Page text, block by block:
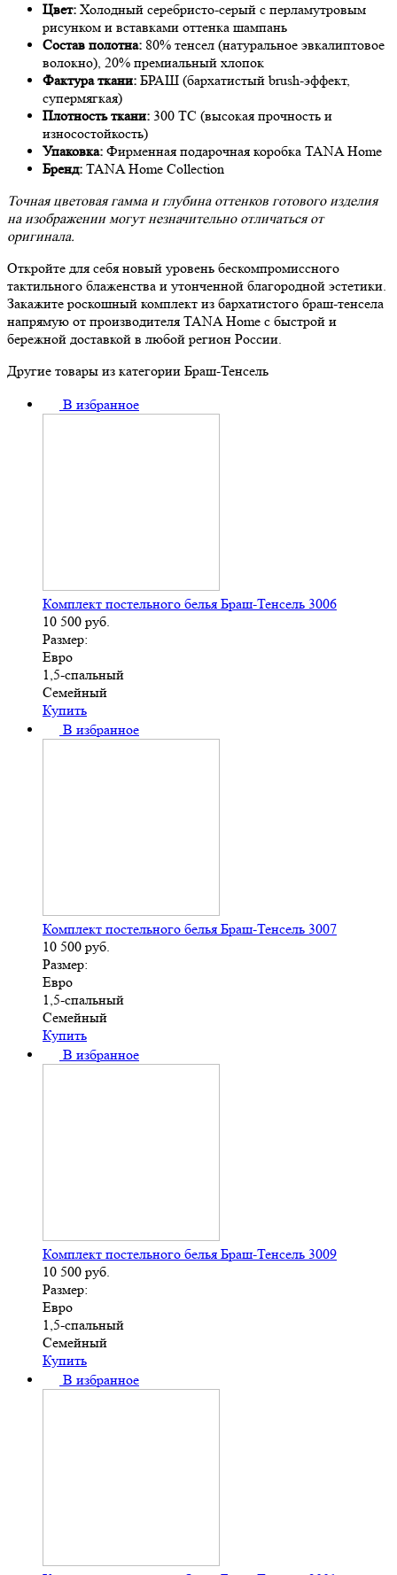
Цвет: Холодный серебристо-серый с перламутровым
рисунком и вставками оттенка шампань
Состав полотна: 80% тенсел (натуральное эвкалиптовое
волокно), 20% премиальный хлопок
Фактура ткани: БРАШ (бархатистый brush-эффект,
супермягкая)
Плотность ткани: 300 TC (высокая прочность и
износостойкость)
Упаковка: Фирменная подарочная коробка TANA Home
Бренд: TANA Home Collection
Точная цветовая гамма и глубина оттенков готового изделия
на изображении могут незначительно отличаться от
оригинала.
Откройте для себя новый уровень бескомпромиссного
тактильного блаженства и утонченной благородной эстетики.
Закажите роскошный комплект из бархатистого браш-тенсела
напрямую от производителя TANA Home с быстрой и
бережной доставкой в любой регион России.
Другие товары из категории Браш-Тенсель
В избранное
Комплект постельного белья Браш-Тенсель 3006
10 500 руб.
Размер:
Евро
1,5-спальный
Семейный
Купить
В избранное
Комплект постельного белья Браш-Тенсель 3007
10 500 руб.
Размер:
Евро
1,5-спальный
Семейный
Купить
В избранное
Комплект постельного белья Браш-Тенсель 3009
10 500 руб.
Размер:
Евро
1,5-спальный
Семейный
Купить
В избранное